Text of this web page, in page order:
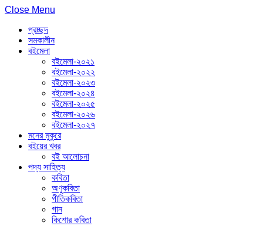
Close Menu
প্রচ্ছদ
সমকালীন
বইমেলা
বইমেলা-২০২১
বইমেলা-২০২২
বইমেলা-২০২৩
বইমেলা-২০২৪
বইমেলা-২০২৫
বইমেলা-২০২৬
বইমেলা-২০২৭
মনের মুকুরে
বইয়ের খবর
বই আলোচনা
পদ্য সাহিত্য
কবিতা
অণুকবিতা
গীতিকবিতা
গান
কিশোর কবিতা